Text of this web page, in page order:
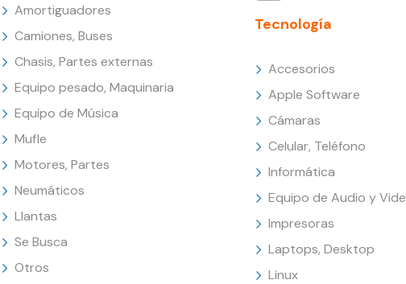
Amortiguadores
Camiones, Buses
Chasis, Partes externas
Equipo pesado, Maquinaria
Equipo de Música
Mufle
Motores, Partes
Neumáticos
Llantas
Se Busca
Otros
Tecnología
Accesorios
Apple Software
Cámaras
Celular, Teléfono
Informática
Equipo de Audio y
Impresoras
Laptops, Desktop
Linux